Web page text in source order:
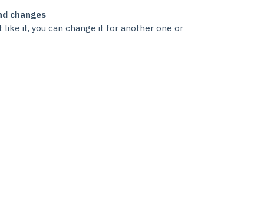
changes
like it, you can change it for another one or